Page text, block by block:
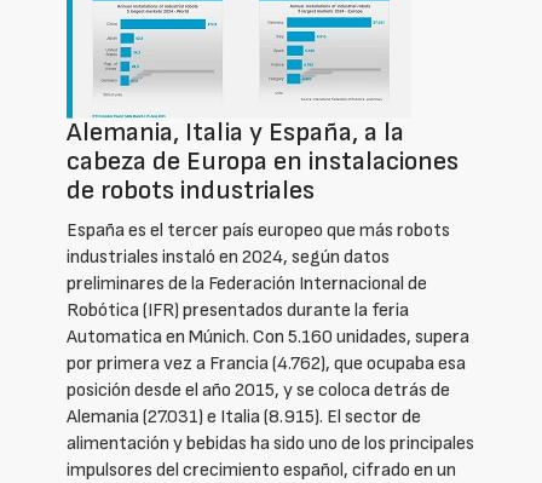
Alemania, Italia y España, a la
cabeza de Europa en instalaciones
de robots industriales
España es el tercer país europeo que más robots
industriales instaló en 2024, según datos
preliminares de la Federación Internacional de
Robótica (IFR) presentados durante la feria
Automatica en Múnich. Con 5.160 unidades, supera
por primera vez a Francia (4.762), que ocupaba esa
posición desde el año 2015, y se coloca detrás de
Alemania (27.031) e Italia (8.915). El sector de
alimentación y bebidas ha sido uno de los principales
impulsores del crecimiento español, cifrado en un